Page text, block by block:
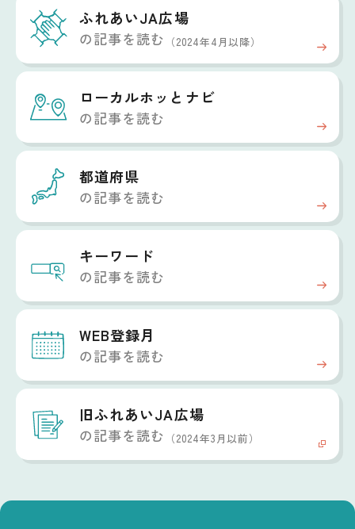
ふれあいJA広場
の記事を読む （2024年4月以降）
ローカルホッと ナビ
の記事を読む
都道府県
の記事を読む
キーワード
の記事を読む
WEB登録月
の記事を読む
旧ふれあいJA広場
の記事を読む （2024年3月以前）